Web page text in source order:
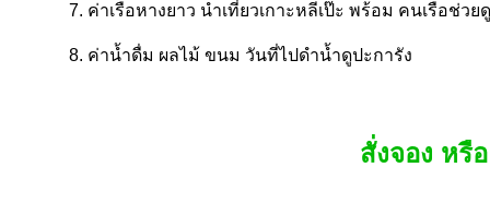
7. ค่าเรือหางยาว นำเที่ยวเกาะหลีเป๊ะ พร้อม คนเรือช่ว
8. ค่าน้ำดื่ม ผลไม้ ขนม วันที่ไปดำน้ำดูปะการัง
สั่งจอง หรื